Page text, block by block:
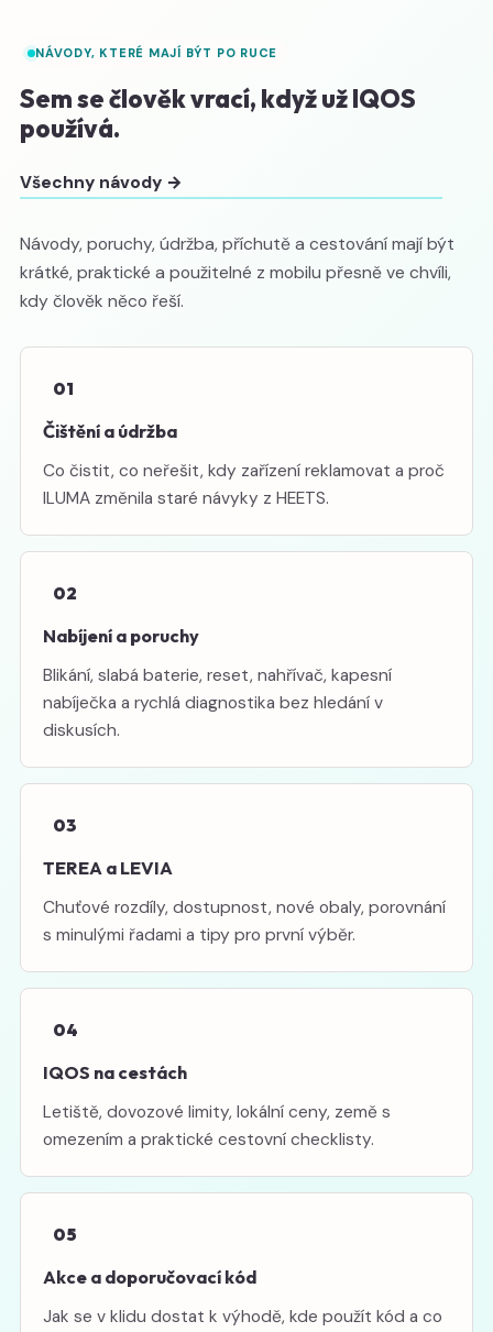
NÁVODY, KTERÉ MAJÍ BÝT PO RUCE
Sem se člověk vrací, když už IQOS
používá.
Všechny návody →
Návody, poruchy, údržba, příchutě a cestování mají být
krátké, praktické a použitelné z mobilu přesně ve chvíli,
kdy člověk něco řeší.
01
Čištění a údržba
Co čistit, co neřešit, kdy zařízení reklamovat a proč
ILUMA změnila staré návyky z HEETS.
02
Nabíjení a poruchy
Blikání, slabá baterie, reset, nahřívač, kapesní
nabíječka a rychlá diagnostika bez hledání v
diskusích.
03
TEREA a LEVIA
Chuťové rozdíly, dostupnost, nové obaly, porovnání
s minulými řadami a tipy pro první výběr.
04
IQOS na cestách
Letiště, dovozové limity, lokální ceny, země s
omezením a praktické cestovní checklisty.
05
Akce a doporučovací kód
Jak se v klidu dostat k výhodě, kde použít kód a co